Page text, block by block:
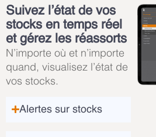
Suivez l’état de vos
stocks en temps réel
et gérez les réassorts
N’importe où et n’importe
quand, visualisez l’état de
vos stocks.
Alertes sur stocks